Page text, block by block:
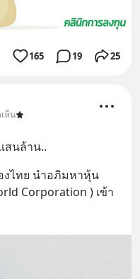
165 19 25
ห็น
สนล้าน..
งไทย นำอภิมหาหุ้น
Corporation ) เข้า